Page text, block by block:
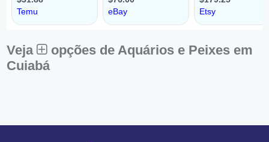
Veja
opções de Aquários e Peixes em
Cuiabá